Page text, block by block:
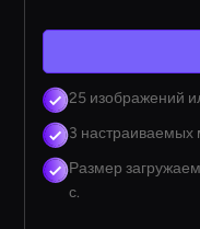
25 изображений
3 настраиваемых
Размер
с.